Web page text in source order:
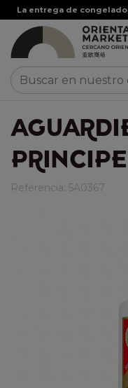
La entrega de
Referencia: 5A0367